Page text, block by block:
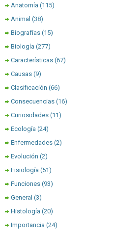
Anatomía (115)
Animal (38)
Biografías (15)
Biología (277)
Características (67)
Causas (9)
Clasificación (66)
Consecuencias (16)
Curiosidades (11)
Ecología (24)
Enfermedades (2)
Evolución (2)
Fisiología (51)
Funciones (93)
General (3)
Histología (20)
Importancia (24)